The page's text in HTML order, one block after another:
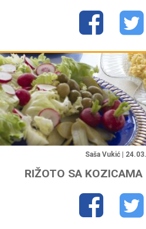
"
Saša Vukić |
RIŽOTO SA KOZICAMA